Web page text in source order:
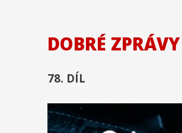
DOBRÉ
78. DÍL